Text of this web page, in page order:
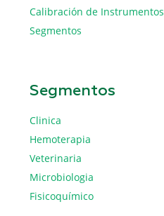
Calibración de Instrumentos
Segmentos
Segmentos
Clinica
Hemoterapia
Veterinaria
Microbiologia
Fisicoquímico